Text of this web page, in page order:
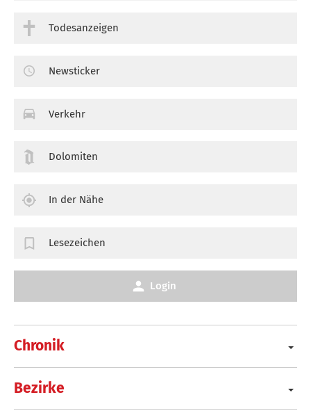
Chronik
Bezirke
Todesanzeigen
Newsticker
Verkehr
Dolomiten
In der Nähe
Lesezeichen
Login